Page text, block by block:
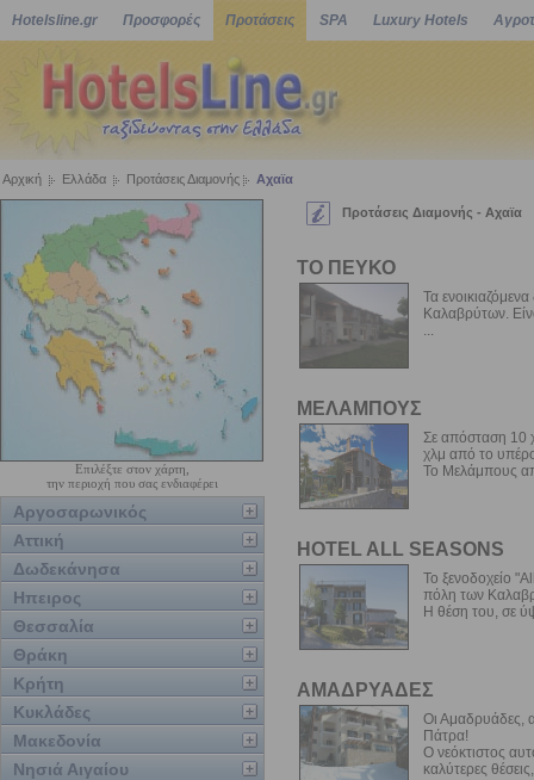
Hotelsline.gr Προσφορές Προτάσεις SPA Luxury Hotels
Αρχική Ελλάδα Προτάσεις Διαμονής Αχαϊα
Επιλέξτε στον χάρτη,
την περιοχή που σας ενδιαφέρει
Αργοσαρωνικός
Αττική
Δωδεκάνησα
Ηπειρος
Θεσσαλία
Θράκη
Κρήτη
Κυκλάδες
Μακεδονία
Νησιά Αιγαίου
Προτάσεις Διαμονής - Αχαϊα
ΤΟ ΠΕΥΚΟ
Τα
Καλαβρύτων.
...
ΜΕΛΑΜΠΟΥΣ
Σε απόσταση 10
χλμ από το
Το Μελάμπους
HOTEL ALL SEASONS
Το ξενοδοχείο
πόλη των
Η θέση του, σε
ΑΜΑΔΡΥΑΔΕΣ
Οι Αμαδρυάδες,
Πάτρα!
Ο νεόκτιστος
καλύτερες